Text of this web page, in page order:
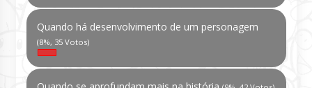
Quando há desenvolvimento de um personagem
(8%, 35 Votos)